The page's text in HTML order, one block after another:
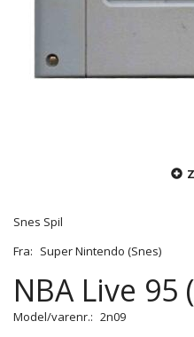
Snes Spil
Fra: Super Nintendo (Snes)
NBA Live 95
Model/varenr.: 2n09